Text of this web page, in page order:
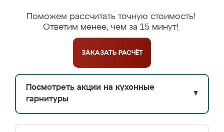
Поможем рассчитать точную стоимость!
Ответим менее, чем за 15 минут!
ЗАКАЗАТЬ РАСЧЁТ
Посмотреть акции на кухонные
гарнитуры
▼